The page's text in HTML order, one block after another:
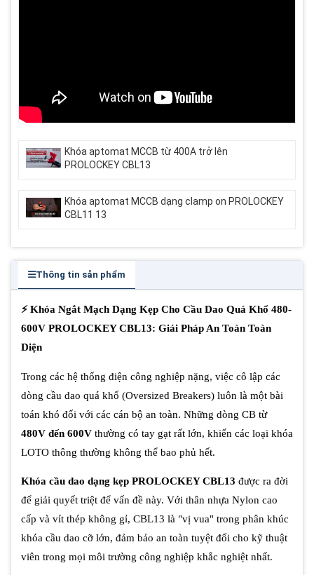
Khóa aptomat MCCB từ 400A trở lên
PROLOCKEY CBL13
Khóa aptomat MCCB dạng clamp on PROLOCKEY
CBL11 13
Thông tin sản phẩm
⚡ Khóa Ngắt Mạch Dạng Kẹp Cho Cầu Dao Quá Khổ 480-
600V PROLOCKEY CBL13: Giải Pháp An Toàn Toàn
Diện
Trong các hệ thống điện công nghiệp nặng, việc cô lập các
dòng cầu dao quá khổ (Oversized Breakers) luôn là một bài
toán khó đối với các cán bộ an toàn. Những dòng CB từ
480V đến 600V thường có tay gạt rất lớn, khiến các loại khóa
LOTO thông thường không thể bao phủ hết.
Khóa cầu dao dạng kẹp PROLOCKEY CBL13 được ra đời
để giải quyết triệt để vấn đề này. Với thân nhựa Nylon cao
cấp và vít thép không gỉ, CBL13 là "vị vua" trong phân khúc
khóa cầu dao cỡ lớn, đảm bảo an toàn tuyệt đối cho kỹ thuật
viên trong mọi môi trường công nghiệp khắc nghiệt nhất.